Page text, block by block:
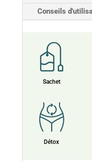
Conseils
Sachet
Détox